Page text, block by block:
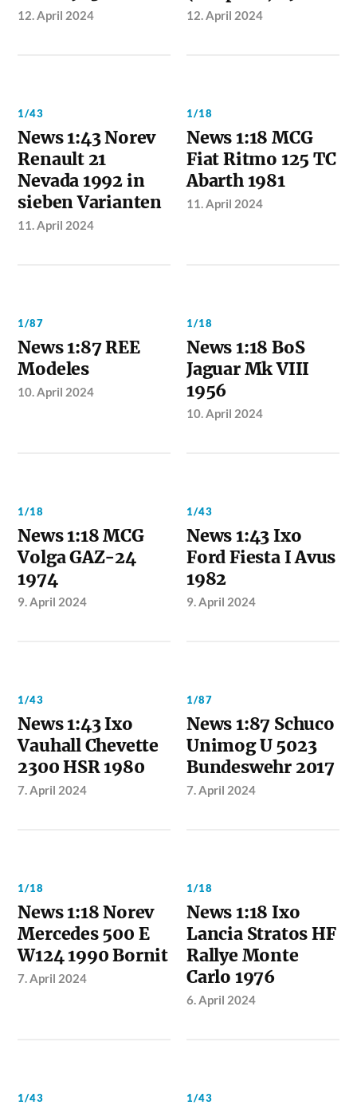
12. April 2024 12. April 2024
1/43
News 1:43 Norev
Renault 21
Nevada 1992 in
sieben Varianten
11. April 2024
1/18
News 1:18 MCG
Fiat Ritmo 125 TC
Abarth 1981
11. April 2024
1/87
News 1:87 REE
Modeles
10. April 2024
1/18
News 1:18 BoS
Jaguar Mk VIII
1956
10. April 2024
1/18
News 1:18 MCG
Volga GAZ-24
1974
9. April 2024
1/43
News 1:43 Ixo
Ford Fiesta I Avus
1982
9. April 2024
1/43
News 1:43 Ixo
Vauhall Chevette
2300 HSR 1980
7. April 2024
1/87
News 1:87 Schuco
Unimog U 5023
Bundeswehr 2017
7. April 2024
1/18
News 1:18 Norev
Mercedes 500 E
W124 1990 Bornit
7. April 2024
1/18
News 1:18 Ixo
Lancia Stratos HF
Rallye Monte
Carlo 1976
6. April 2024
1/43 1/43